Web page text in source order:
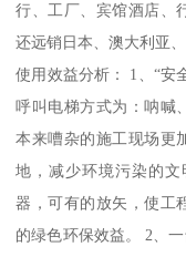
行、工厂、宾馆酒店、
还远销日本、澳大利亚、
使用效益分析： 1、“安
呼叫电梯方式为：呐喊
本来嘈杂的施工现场更
地，减少环境污染的
器，可有的放矢，使工
的绿色环保效益。 2、